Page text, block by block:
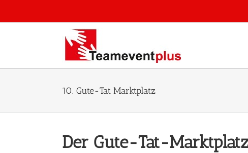
springen
10. Gute-Tat Marktplatz
Der Gute-Tat-